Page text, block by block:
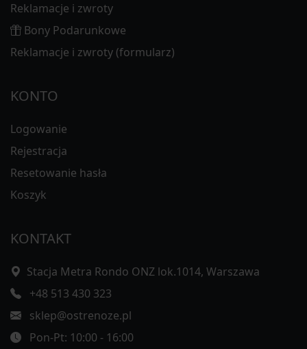
Reklamacje i zwroty
Bony Podarunkowe
Reklamacje i zwroty (formularz)
KONTO
Logowanie
Rejestracja
Resetowanie hasła
Koszyk
KONTAKT
Stacja Metra Rondo ONZ lok.1014, Warszawa
+48 513 430 323
sklep@ostrenoze.pl
Pon-Pt: 10:00 - 16:00